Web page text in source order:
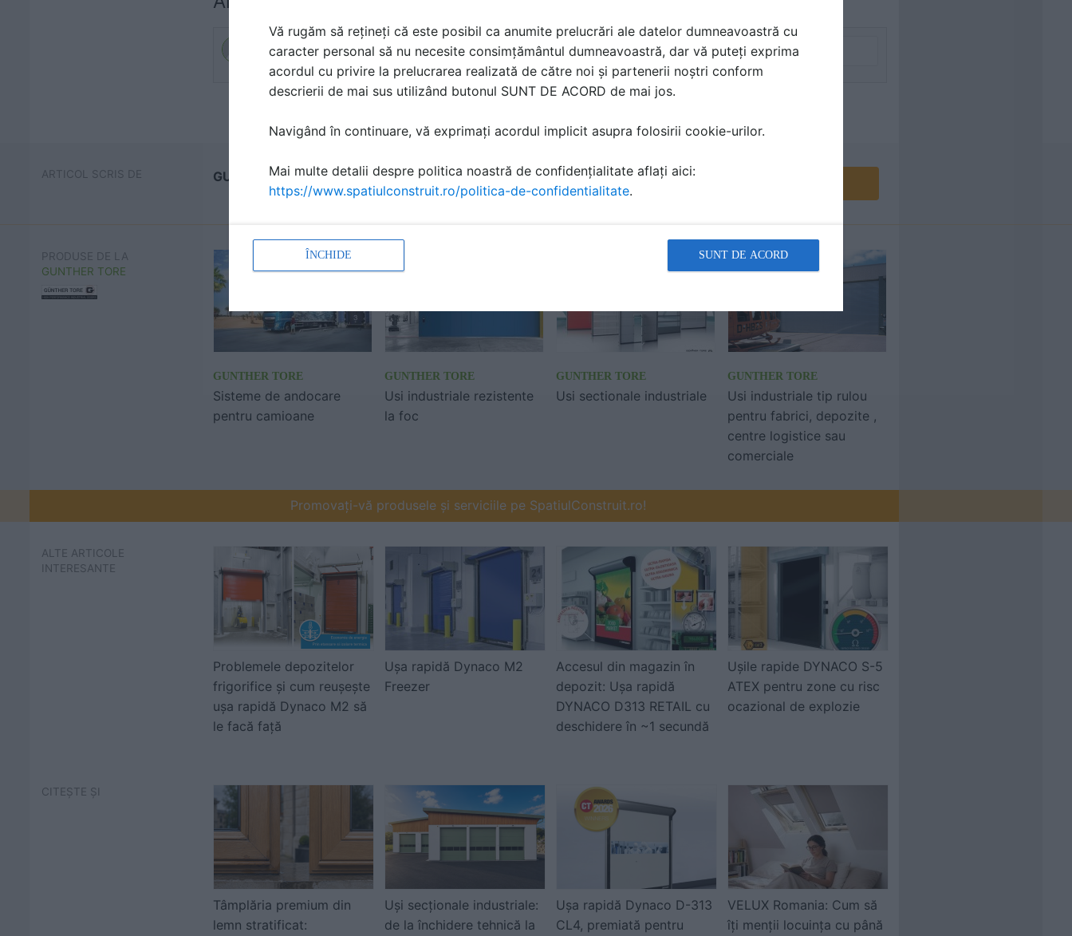
ARTICOL SCRIS DE GUNTHER TORE Cere ofertă
PRODUSE DE LA
GUNTHER TORE
GUNTHER TORE
Sisteme de andocare
pentru camioane
GUNTHER TORE
Usi industriale rezistente
la foc
GUNTHER TORE
Usi sectionale industriale
GUNTHER TORE
Usi industriale tip rulou
pentru fabrici, depozite ,
centre logistice sau
comerciale
Promovați-vă produsele și serviciile pe SpatiulConstruit.ro!
ALTE ARTICOLE
INTERESANTE
Problemele depozitelor
frigorifice și cum reușește
ușa rapidă Dynaco M2 să
le facă față
Uşa rapidă Dynaco M2
Freezer
Accesul din magazin în
depozit: Ușa rapidă
DYNACO D313 RETAIL cu
deschidere în ~1 secundă
Ușile rapide DYNACO S-5
ATEX pentru zone cu risc
ocazional de explozie
CITEȘTE ȘI
Tâmplăria premium din
lemn stratificat:
Uși secționale industriale:
de la închidere tehnică la
Ușa rapidă Dynaco D-313
CL4, premiată pentru
VELUX Romania: Cum să
îți menții locuința cu până
Vă rugăm să rețineți că este posibil ca anumite prelucrări ale datelor dumneavoastră cu
caracter personal să nu necesite consimțământul dumneavoastră, dar vă puteți exprima
acordul cu privire la prelucrarea realizată de către noi și partenerii noștri conform
descrierii de mai sus utilizând butonul SUNT DE ACORD de mai jos.
Navigând în continuare, vă exprimați acordul implicit asupra folosirii cookie-urilor.
Mai multe detalii despre politica noastră de confidențialitate aflați aici:
https://www.spatiulconstruit.ro/politica-de-confidentialitate.
ÎNCHIDE SUNT DE ACORD